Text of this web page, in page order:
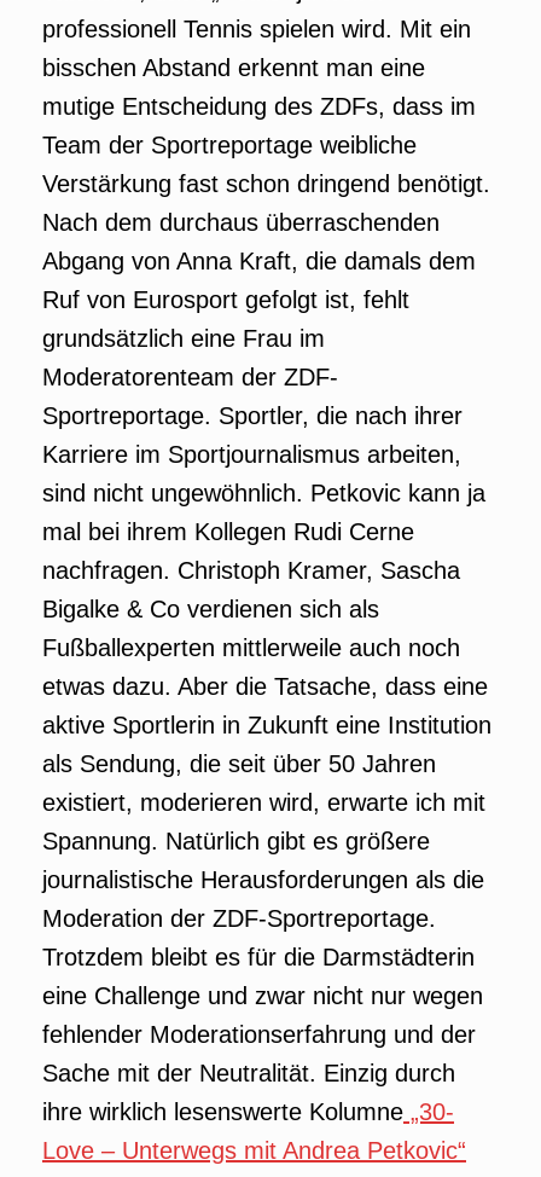
professionell Tennis spielen wird. Mit ein
bisschen Abstand erkennt man eine
mutige Entscheidung des ZDFs, dass im
Team der Sportreportage weibliche
Verstärkung fast schon dringend benötigt.
Nach dem durchaus überraschenden
Abgang von Anna Kraft, die damals dem
Ruf von Eurosport gefolgt ist, fehlt
grundsätzlich eine Frau im
Moderatorenteam der ZDF-
Sportreportage. Sportler, die nach ihrer
Karriere im Sportjournalismus arbeiten,
sind nicht ungewöhnlich. Petkovic kann ja
mal bei ihrem Kollegen Rudi Cerne
nachfragen. Christoph Kramer, Sascha
Bigalke & Co verdienen sich als
Fußballexperten mittlerweile auch noch
etwas dazu. Aber die Tatsache, dass eine
aktive Sportlerin in Zukunft eine Institution
als Sendung, die seit über 50 Jahren
existiert, moderieren wird, erwarte ich mit
Spannung. Natürlich gibt es größere
journalistische Herausforderungen als die
Moderation der ZDF-Sportreportage.
Trotzdem bleibt es für die Darmstädterin
eine Challenge und zwar nicht nur wegen
fehlender Moderationserfahrung und der
Sache mit der Neutralität. Einzig durch
ihre wirklich lesenswerte Kolumne „30-
Love – Unterwegs mit Andrea Petkovic“